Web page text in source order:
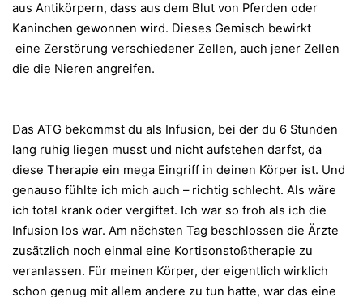
aus Antikörpern, dass aus dem Blut von Pferden oder
Kaninchen gewonnen wird. Dieses Gemisch bewirkt
eine Zerstörung verschiedener Zellen, auch jener Zellen
die die Nieren angreifen.
Das ATG bekommst du als Infusion, bei der du 6 Stunden
lang ruhig liegen musst und nicht aufstehen darfst, da
diese Therapie ein mega Eingriff in deinen Körper ist. Und
genauso fühlte ich mich auch – richtig schlecht. Als wäre
ich total krank oder vergiftet. Ich war so froh als ich die
Infusion los war. Am nächsten Tag beschlossen die Ärzte
zusätzlich noch einmal eine Kortisonstoßtherapie zu
veranlassen. Für meinen Körper, der eigentlich wirklich
schon genug mit allem andere zu tun hatte, war das eine